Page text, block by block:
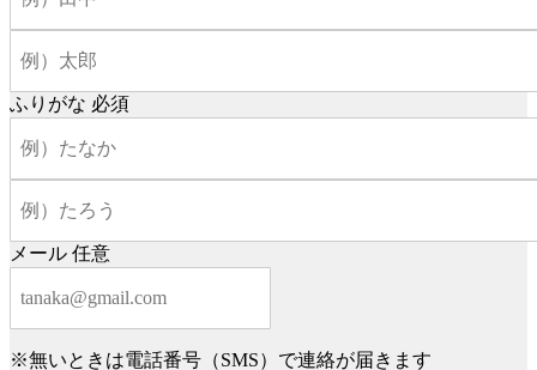
ふりがな 必須
メール 任意
※無いときは電話番号（SMS）で連絡が届きます